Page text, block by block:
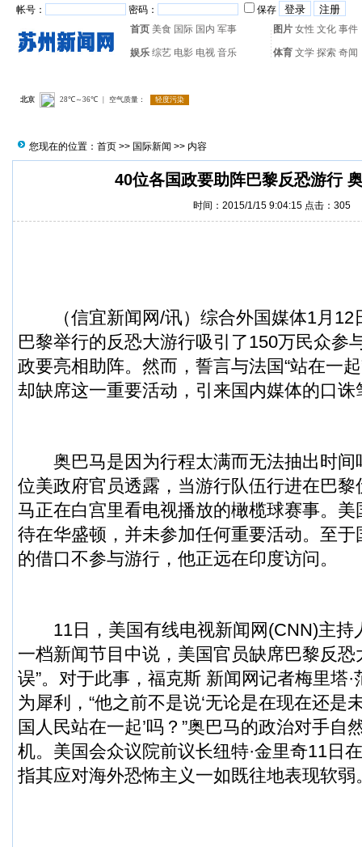
帐号： 密码：
保存
首页 美食 国际 国内 军事 图片 女性 文化 事件
娱乐 综艺 电影 电视 音乐 体育 文学 探索 奇闻
您现在的位置： 首页 >> 国际新闻 >> 内容
40位各国政要助阵巴黎反恐游行
时间：2015/1/15 9:04:15 点击： 305
（信宜新闻 网/讯）综合外国媒体1月
巴黎举行的反恐大游行吸引了150万民众参
政要亮相助阵。然而，誓言与法国“站在一
却缺席这一重要活动，引来国内媒体的口诛
奥巴马是因为行程太满而无法抽出时间
位美政府官员透露，当游行队伍行进在巴
马正在白宫里看电视播放的橄榄球赛事。
待在华盛顿，并未参加任何重要活动。至
的借口不参与游行，他正远在印度访问。
11日，美国有线电视新闻网(CNN)主持
一档新闻节目中说，美国官员缺席巴黎反恐
误”。对于此事，福克斯 新闻网记者梅里塔·
为犀利，“他之前不是说‘无论是在现在还是
国人民站在一起’吗？”奥巴马的政治对手自
机。美国会众议院前议长纽特·金里奇11日
指其应对海外恐怖主义一如既往地表现软弱